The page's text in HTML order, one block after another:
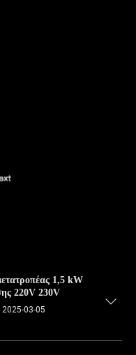
1,5 kW
220V 230V
2025-03-05